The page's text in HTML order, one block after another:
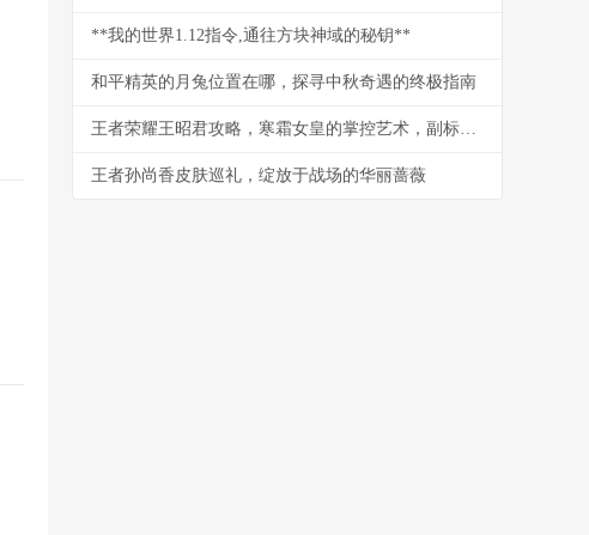
**我的世界1.12指令,通往方块神域的秘钥**
和平精英的月兔位置在哪，探寻中秋奇遇的终极指南
王者荣耀王昭君攻略，寒霜女皇的掌控艺术，副标题，极致控制与爆发连招心得
王者孙尚香皮肤巡礼，绽放于战场的华丽蔷薇